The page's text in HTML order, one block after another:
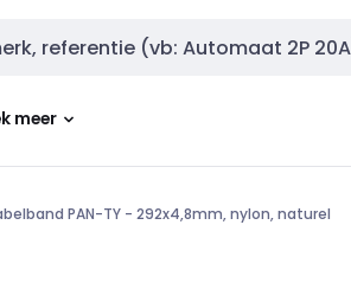
meer
PAN-TY - 292x4,8mm, nylon, naturel